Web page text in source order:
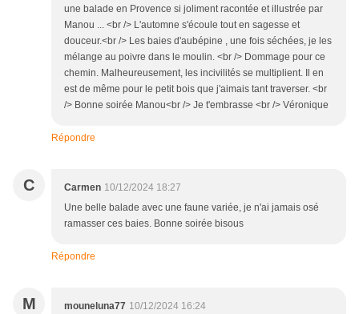
une balade en Provence si joliment racontée et illustrée par
Manou ... <br /> L'automne s'écoule tout en sagesse et
douceur.<br /> Les baies d'aubépine , une fois séchées, je les
mélange au poivre dans le moulin. <br /> Dommage pour ce
chemin. Malheureusement, les incivilités se multiplient. Il en
est de même pour le petit bois que j'aimais tant traverser. <br
/> Bonne soirée Manou<br /> Je t'embrasse <br /> Véronique
Répondre
C Carmen 10/12/2024 18:27
Une belle balade avec une faune variée, je n'ai jamais osé
ramasser ces baies. Bonne soirée bisous
Répondre
M mouneluna77 10/12/2024 16:24